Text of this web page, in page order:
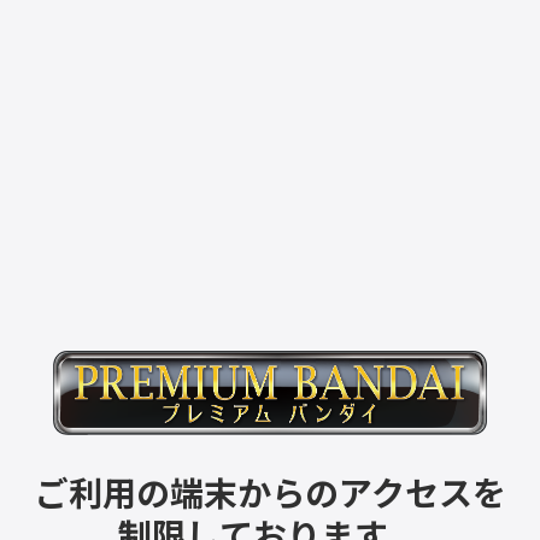
ご利用の端末からのアクセスを